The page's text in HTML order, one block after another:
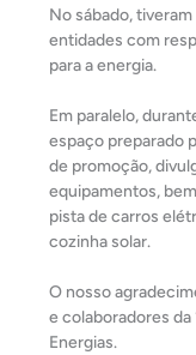
No sábado,
entidades com
para a energia.
Em paralelo,
espaço preparado
de promoção,
equipamentos,
pista de carros
cozinha solar.
O nosso
e colaboradores da
Energias.